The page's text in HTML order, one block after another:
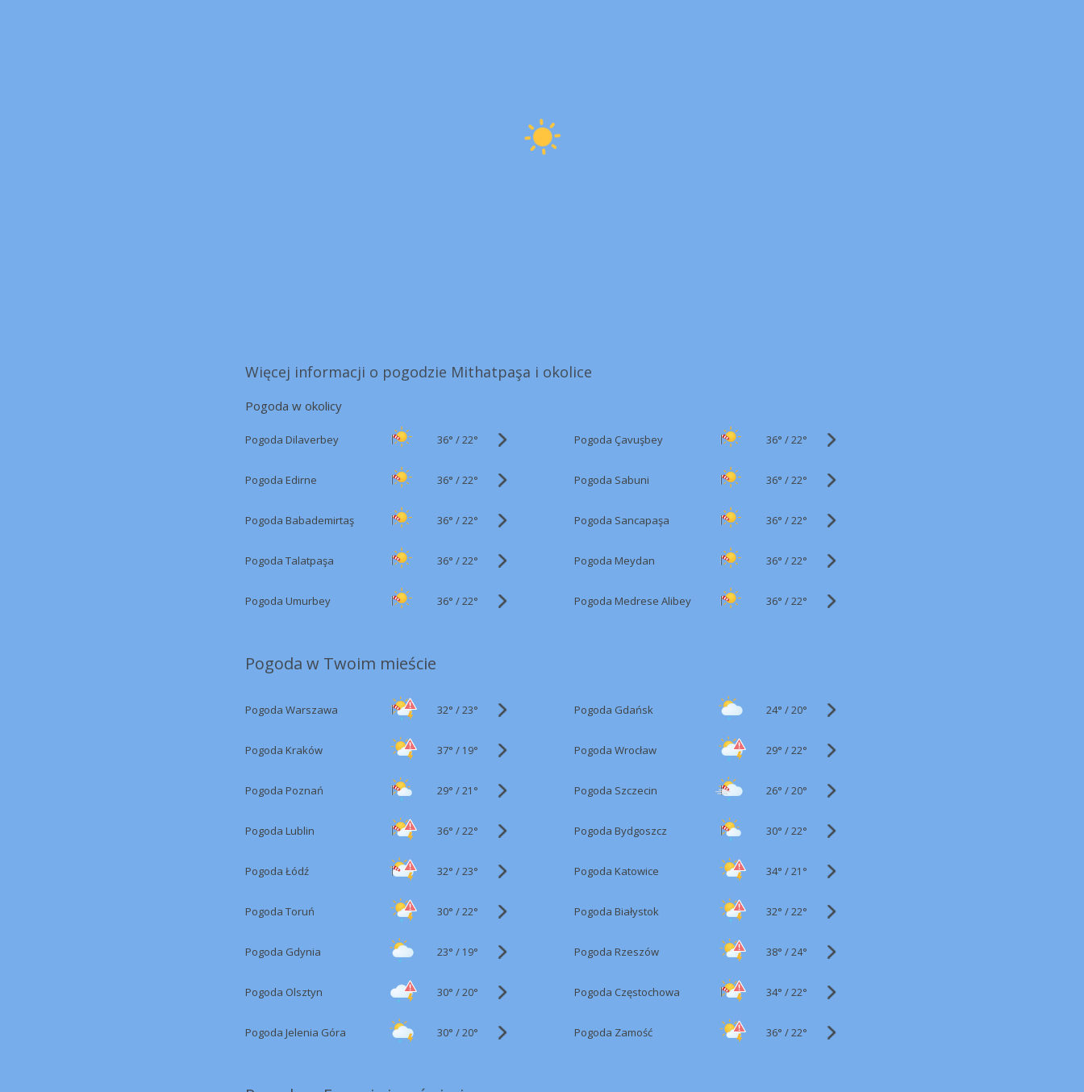
Więcej informacji o pogodzie Mithatpaşa i okolice
Pogoda w okolicy
Pogoda Dilaverbey 36° /22° Pogoda Çavuşbey 36° /22°
Pogoda Edirne 36° /22° Pogoda Sabuni 36° /22°
Pogoda Babademirtaş 36° /22° Pogoda Sancapaşa 36° /22°
Pogoda Talatpaşa 36° /22° Pogoda Meydan 36° /22°
Pogoda Umurbey 36° /22° Pogoda Medrese Alibey 36° /22°
Pogoda w Twoim mieście
Pogoda Warszawa 32° /23° Pogoda Gdańsk 24° /20°
Pogoda Kraków 37° / 19° Pogoda Wrocław 29° /22°
Pogoda Poznań 29° /21° Pogoda Szczecin 26° /20°
Pogoda Lublin 36° /22° Pogoda Bydgoszcz 30° /22°
Pogoda Łódź 32° /23° Pogoda Katowice 34° /21°
Pogoda Toruń 30° /22° Pogoda Białystok 32° /22°
Pogoda Gdynia 23° / 19° Pogoda Rzeszów 38° /24°
Pogoda Olsztyn 30° /20° Pogoda Częstochowa 34° /22°
Pogoda Jelenia Góra 30° /20° Pogoda Zamość 36° /22°